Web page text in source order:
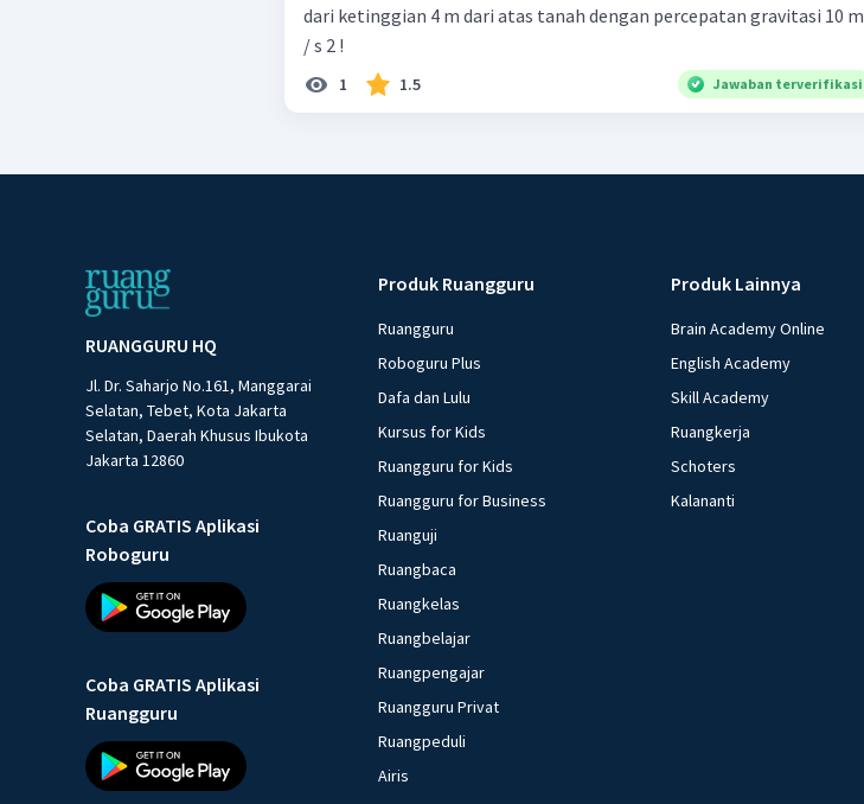
dari ketinggian 4 m dari atas tanah dengan percepatan gravitasi 10 m
/ s 2 !
1 1.5 Jawaban terverifikasi
RUANGGURU HQ
Jl. Dr. Saharjo No.161, Manggarai
Selatan, Tebet, Kota Jakarta
Selatan, Daerah Khusus Ibukota
Jakarta 12860
Coba GRATIS Aplikasi
Roboguru
Coba GRATIS Aplikasi
Ruangguru
Produk Ruangguru
Ruangguru
Roboguru Plus
Dafa dan Lulu
Kursus for Kids
Ruangguru for Kids
Ruangguru for Business
Ruanguji
Ruangbaca
Ruangkelas
Ruangbelajar
Ruangpengajar
Ruangguru Privat
Ruangpeduli
Airis
Produk Lainnya
Brain Academy Online
English Academy
Skill Academy
Ruangkerja
Schoters
Kalananti